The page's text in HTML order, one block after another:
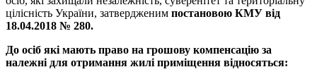
цілісність України, затвердженим постановою КМУ від
18.04.2018 № 280.
До осіб які мають право на грошову компенсацію за
належні для отримання жилі приміщення відносяться: